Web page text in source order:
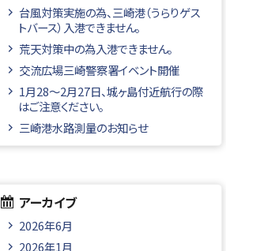
台風対策実施の為、三崎港（うらりゲス
トバース）入港できません。
荒天対策中の為入港できません。
交流広場三崎警察署イベント開催
1月28～2月27日、城ヶ島付近航行の際
はご注意ください。
三崎港水路測量のお知らせ
アーカイブ
2026年6月
2026年1月